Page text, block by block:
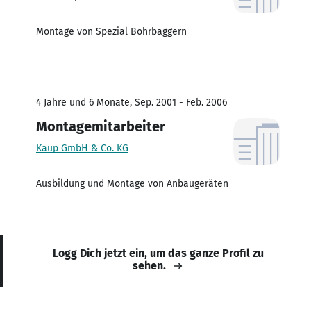
Montage von Spezial Bohrbaggern
4 Jahre und 6 Monate, Sep. 2001 - Feb. 2006
Montagemitarbeiter
Kaup GmbH & Co. KG
Ausbildung und Montage von Anbaugeräten
Logg Dich jetzt ein, um das ganze Profil zu
sehen.